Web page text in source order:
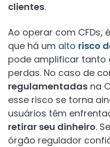
clientes.
Ao operar com CFDs,
que há um alto risco
pode amplificar tanto
perdas. No caso de
regulamentadas na
esse risco se torna
usuários têm
retirar seu dinheiro.
órgão regulador